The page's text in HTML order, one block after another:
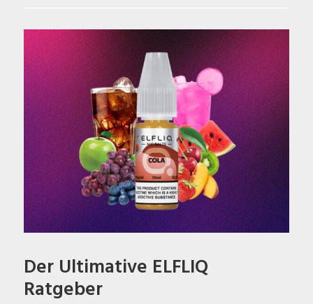
Der Ultimative ELFLIQ
Ratgeber